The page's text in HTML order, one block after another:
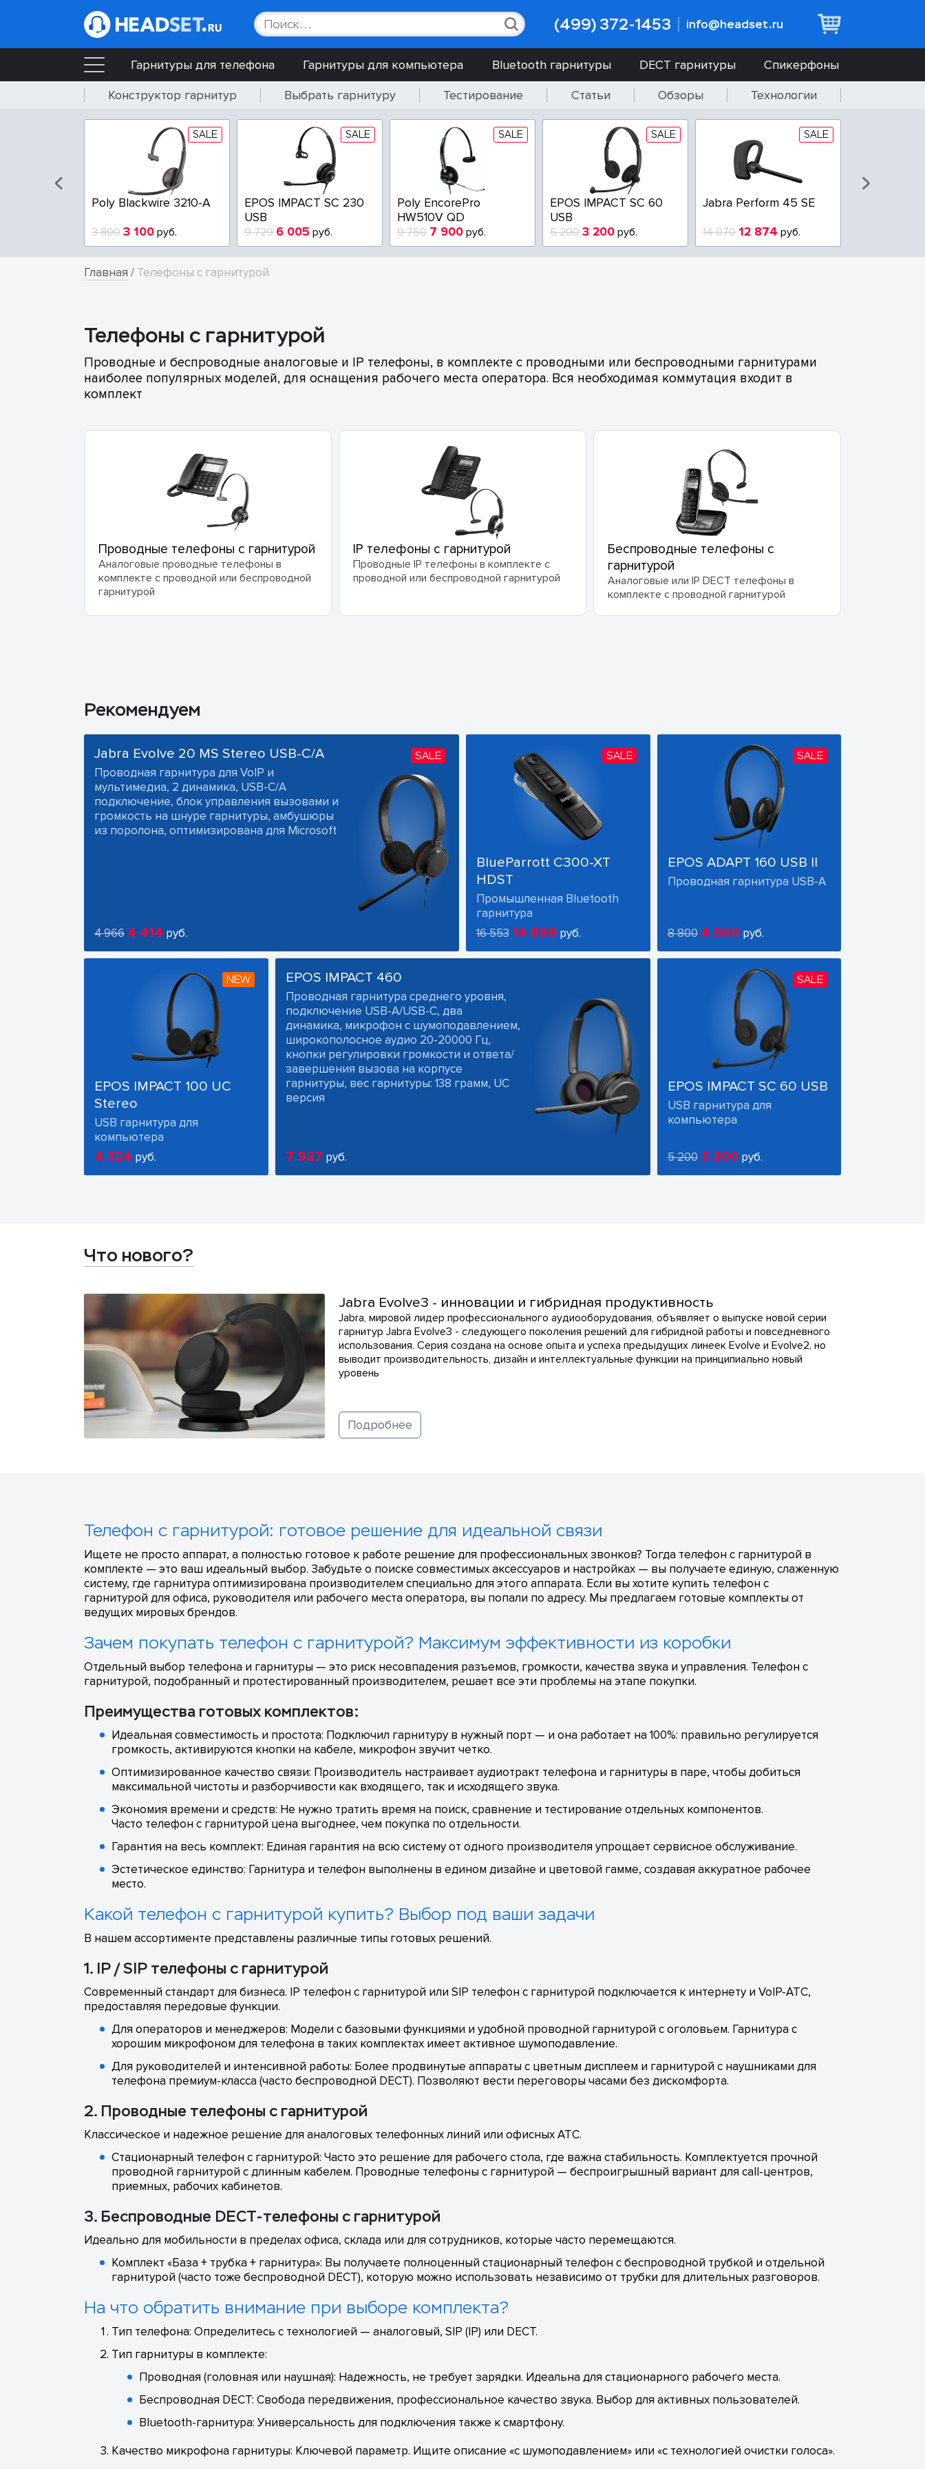
(499) 372-1453 info@headset.ru
Гарнитуры для телефона Гарнитуры для компьютера Bluetooth гарнитуры DECT гарнитуры
Спикерфоны
Конструктор гарнитур
Выбрать гарнитуру Тестирование Статьи Обзоры Технологии
SALE
Poly Blackwire 3210-A
3 800 3 100 руб.
SALE
EPOS IMPACT SC 230
USB
9 729 6 005 руб.
SALE
Poly EncorePro
HW510V QD
9 750 7 900 руб.
SALE
EPOS IMPACT SC 60
USB
5 200 3 200 руб.
SALE
Jabra Perform 45 SE
14 070 12 874 руб.
Главная / Телефоны с гарнитурой
Телефоны с гарнитурой
Проводные и беспроводные аналоговые и IP телефоны, в комплекте с проводными или беспроводными гарнитурами
наиболее популярных моделей, для оснащения рабочего места оператора. Вся необходимая коммутация входит в
комплект
Проводные телефоны с гарнитурой
Аналоговые проводные телефоны в
комплекте с проводной или беспроводной
гарнитурой
IP телефоны с гарнитурой
Проводные IP телефоны в комплекте с
проводной или беспроводной гарнитурой
Беспроводные телефоны с
гарнитурой
Аналоговые или IP DECT телефоны в
комплекте с проводной гарнитурой
Рекомендуем
SALE
Jabra Evolve 20 MS Stereo USB-C/A
Проводная гарнитура для VoIP и
мультимедиа, 2 динамика, USB-C/A
подключение, блок управления вызовами и
громкость на шнуре гарнитуры, амбушюры
из поролона, оптимизирована для Microsoft
4 966 4 414 руб.
EPOS IMPACT 460
Проводная гарнитура среднего уровня,
подключение USB-A/USB-C, два
динамика, микрофон с шумоподавлением,
широкополосное аудио 20-20000 Гц,
кнопки регулировки громкости и ответа/
завершения вызова на корпусе
гарнитуры, вес гарнитуры: 138 грамм, UC
версия
7 927 руб.
SALE
BlueParrott C300-XT
HDST
Промышленная Bluetooth
гарнитура
16 55314 898 руб.
SALE
EPOS ADAPT 160 USB II
Проводная гарнитура USB-A
8 800 4 900 руб.
NEW
EPOS IMPACT 100 UC
Stereo
USB гарнитура для
компьютера
4 324 руб.
SALE
EPOS IMPACT SC 60 USB
USB гарнитура для
компьютера
5 200 3 200 руб.
Что нового?
Jabra Evolve3 - инновации и гибридная продуктивность
Jabra, мировой лидер профессионального аудиооборудования, объявляет о выпуске новой серии
гарнитур Jabra Evolve3 - следующего поколения решений для гибридной работы и повседневного
использования. Серия создана на основе опыта и успеха предыдущих линеек Evolve и Evolve2, но
выводит производительность, дизайн и интеллектуальные функции на принципиально новый
уровень
Подробнее
Телефон с гарнитурой: готовое решение для идеальной связи
Ищете не просто аппарат, а полностью готовое к работе решение для профессиональных звонков? Тогда телефон с гарнитурой в
комплекте — это ваш идеальный выбор. Забудьте о поиске совместимых аксессуаров и настройках — вы получаете единую, слаженную
систему, где гарнитура оптимизирована производителем специально для этого аппарата. Если вы хотите купить телефон с
гарнитурой для офиса, руководителя или рабочего места оператора, вы попали по адресу. Мы предлагаем готовые комплекты от
ведущих мировых брендов.
Зачем покупать телефон с гарнитурой? Максимум эффективности из коробки
Отдельный выбор телефона и гарнитуры — это риск несовпадения разъемов, громкости, качества звука и управления. Телефон с
гарнитурой, подобранный и протестированный производителем, решает все эти проблемы на этапе покупки.
Преимущества готовых комплектов:
Идеальная совместимость и простота: Подключил гарнитуру в нужный порт — и она работает на 100%: правильно регулируется
громкость, активируются кнопки на кабеле, микрофон звучит четко.
Оптимизированное качество связи: Производитель настраивает аудиотракт телефона и гарнитуры в паре, чтобы добиться
максимальной чистоты и разборчивости как входящего, так и исходящего звука.
Экономия времени и средств: Не нужно тратить время на поиск, сравнение и тестирование отдельных компонентов.
Часто телефон с гарнитурой цена выгоднее, чем покупка по отдельности.
Гарантия на весь комплект: Единая гарантия на всю систему от одного производителя упрощает сервисное обслуживание.
Эстетическое единство: Гарнитура и телефон выполнены в едином дизайне и цветовой гамме, создавая аккуратное рабочее
место.
Какой телефон с гарнитурой купить? Выбор под ваши задачи
В нашем ассортименте представлены различные типы готовых решений.
1. IP / SIP телефоны с гарнитурой
Современный стандарт для бизнеса. IP телефон с гарнитурой или SIP телефон с гарнитурой подключается к интернету и VoIP-АТС,
предоставляя передовые функции.
Для операторов и менеджеров: Модели с базовыми функциями и удобной проводной гарнитурой с оголовьем. Гарнитура с
хорошим микрофоном для телефона в таких комплектах имеет активное шумоподавление.
Для руководителей и интенсивной работы: Более продвинутые аппараты с цветным дисплеем и гарнитурой с наушниками для
телефона премиум-класса (часто беспроводной DECT). Позволяют вести переговоры часами без дискомфорта.
2. Проводные телефоны с гарнитурой
Классическое и надежное решение для аналоговых телефонных линий или офисных АТС.
Стационарный телефон с гарнитурой: Часто это решение для рабочего стола, где важна стабильность. Комплектуется прочной
проводной гарнитурой с длинным кабелем. Проводные телефоны с гарнитурой — беспроигрышный вариант для call-центров,
приемных, рабочих кабинетов.
3. Беспроводные DECT-телефоны с гарнитурой
Идеально для мобильности в пределах офиса, склада или для сотрудников, которые часто перемещаются.
Комплект «База + трубка + гарнитура»: Вы получаете полноценный стационарный телефон с беспроводной трубкой и отдельной
гарнитурой (часто тоже беспроводной DECT), которую можно использовать независимо от трубки для длительных разговоров.
На что обратить внимание при выборе комплекта?
Тип телефона: Определитесь с технологией — аналоговый, SIP (IP) или DECT.
Тип гарнитуры в комплекте:
Проводная (головная или наушная): Надежность, не требует зарядки. Идеальна для стационарного рабочего места.
Беспроводная DECT: Свобода передвижения, профессиональное качество звука. Выбор для активных пользователей.
Bluetooth-гарнитура: Универсальность для подключения также к смартфону.
Качество микрофона гарнитуры: Ключевой параметр. Ищите описание «с шумоподавлением» или «с технологией очистки голоса».